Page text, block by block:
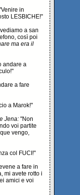
in
LESBICHE!"
a san
così poi
ma era il
andare a
a fare
a Marok!"
Jena: "Non
voi partite
vengo,
col FUCI!"
a fare in
mi avete rotto i
amici e voi